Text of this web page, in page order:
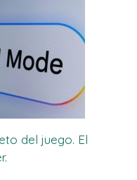
del juego. El